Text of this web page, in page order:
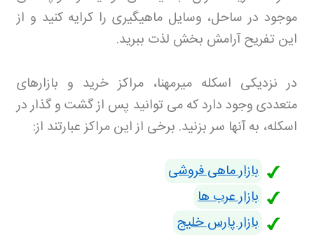
موجود در ساحل، وسایل ماهیگیری را کرایه کنید و از
این تفریح آرامش بخش لذت ببرید.
در نزدیکی اسکله میرمهنا، مراکز خرید و بازارهای
متعددی وجود دارد که می توانید پس از گشت و گذار در
اسکله، به آنها سر بزنید. برخی از این مراکز عبارتند از:
بازار ماهی فروشی
بازار عرب ها
بازار پارس خلیج